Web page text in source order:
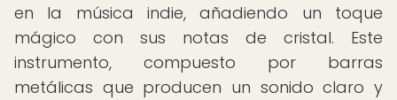
en la música indie, añadiendo un toque
mágico con sus notas de cristal. Este
instrumento, compuesto por barras
metálicas que producen un sonido claro y